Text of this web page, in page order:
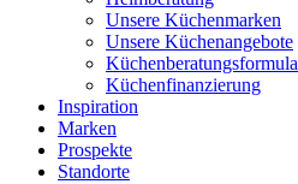
Unsere Küchenmarken
Unsere Küchenangebote
Küchenfinanzierung
Inspiration
Marken
Prospekte
Standorte